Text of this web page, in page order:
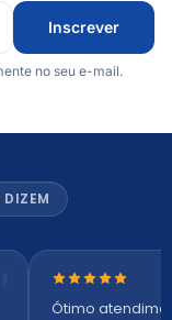
Inscrever
no seu e-mail.
DIZEM
Nota 5 de 5
Ótimo